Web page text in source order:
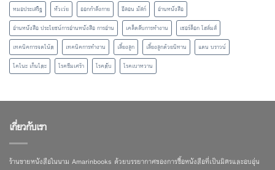
หมอประเสริฐ
หัวเว่ย ออกกำลังกาย อีลอน มัสก์
อ่านหนังสือ
อ่านหนังสือ ประโยชน์การอ่านหนังสือ การอ่าน
เคล็ดลับการทำงาน
เชอร์ล็อก โฮล์มส์
เทคนิคการจดโน้ต
เทคนิคการทำงาน เลี้ยงลูก เลี้ยงลูกด้วยนิทาน
แดน บราวน์
โคโนะ เก็นโตะ
โรคซึมเศร้า โรคตับ โรคเบาหวาน
เกี่ยวกับเรา
ร้านขายหนังสือในนาม Amarinbooks ด้วยบรรยากาศของการซื้อหนังสือที่เป็นมิตรและอบอุ่น